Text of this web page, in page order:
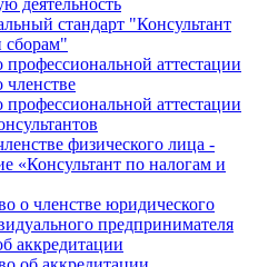
деятельность
стандарт "Консультант
сборам"
аттестации
аттестации
физического лица -
«Консультант по налогам и
о членстве юридического
предпринимателя
аккредитации